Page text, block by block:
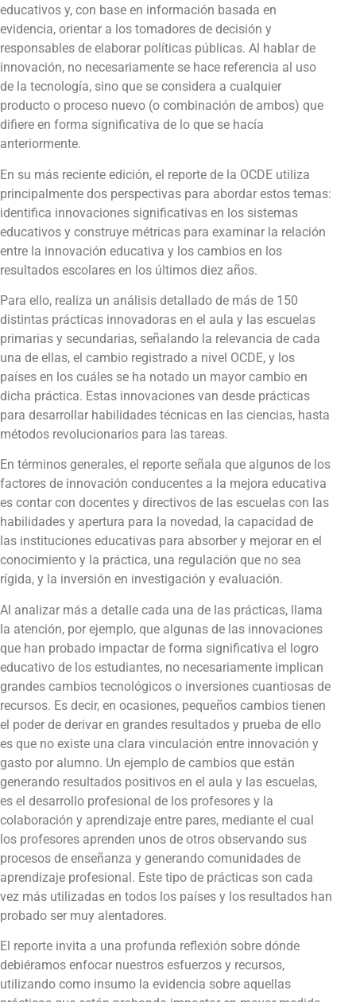
educativos y, con base en información basada en
evidencia, orientar a los tomadores de decisión y
responsables de elaborar políticas públicas. Al hablar de
innovación, no necesariamente se hace referencia al uso
de la tecnología, sino que se considera a cualquier
producto o proceso nuevo (o combinación de ambos) que
difiere en forma significativa de lo que se hacía
anteriormente.
En su más reciente edición, el reporte de la OCDE utiliza
principalmente dos perspectivas para abordar estos temas:
identifica innovaciones significativas en los sistemas
educativos y construye métricas para examinar la relación
entre la innovación educativa y los cambios en los
resultados escolares en los últimos diez años.
Para ello, realiza un análisis detallado de más de 150
distintas prácticas innovadoras en el aula y las escuelas
primarias y secundarias, señalando la relevancia de cada
una de ellas, el cambio registrado a nivel OCDE, y los
países en los cuáles se ha notado un mayor cambio en
dicha práctica. Estas innovaciones van desde prácticas
para desarrollar habilidades técnicas en las ciencias, hasta
métodos revolucionarios para las tareas.
En términos generales, el reporte señala que algunos de los
factores de innovación conducentes a la mejora educativa
es contar con docentes y directivos de las escuelas con las
habilidades y apertura para la novedad, la capacidad de
las instituciones educativas para absorber y mejorar en el
conocimiento y la práctica, una regulación que no sea
rígida, y la inversión en investigación y evaluación.
Al analizar más a detalle cada una de las prácticas, llama
la atención, por ejemplo, que algunas de las innovaciones
que han probado impactar de forma significativa el logro
educativo de los estudiantes, no necesariamente implican
grandes cambios tecnológicos o inversiones cuantiosas de
recursos. Es decir, en ocasiones, pequeños cambios tienen
el poder de derivar en grandes resultados y prueba de ello
es que no existe una clara vinculación entre innovación y
gasto por alumno. Un ejemplo de cambios que están
generando resultados positivos en el aula y las escuelas,
es el desarrollo profesional de los profesores y la
colaboración y aprendizaje entre pares, mediante el cual
los profesores aprenden unos de otros observando sus
procesos de enseñanza y generando comunidades de
aprendizaje profesional. Este tipo de prácticas son cada
vez más utilizadas en todos los países y los resultados han
probado ser muy alentadores.
El reporte invita a una profunda reflexión sobre dónde
debiéramos enfocar nuestros esfuerzos y recursos,
utilizando como insumo la evidencia sobre aquellas